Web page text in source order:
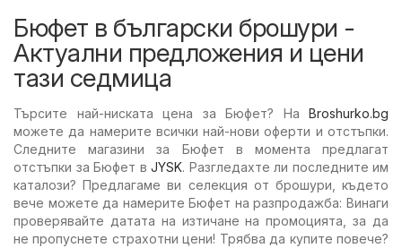
Бюфет в български брошури -
Актуални предложения и цени
тази седмица
Търсите най-ниската цена за Бюфет? На Broshurko.bg
можете да намерите всички най-нови оферти и отстъпки.
Следните магазини за Бюфет в момента предлагат
отстъпки за Бюфет в JYSK. Разгледахте ли последните им
каталози? Предлагаме ви селекция от брошури, където
вече можете да намерите Бюфет на разпродажба: Винаги
проверявайте датата на изтичане на промоцията, за да
не пропуснете страхотни цени! Трябва да купите повече?